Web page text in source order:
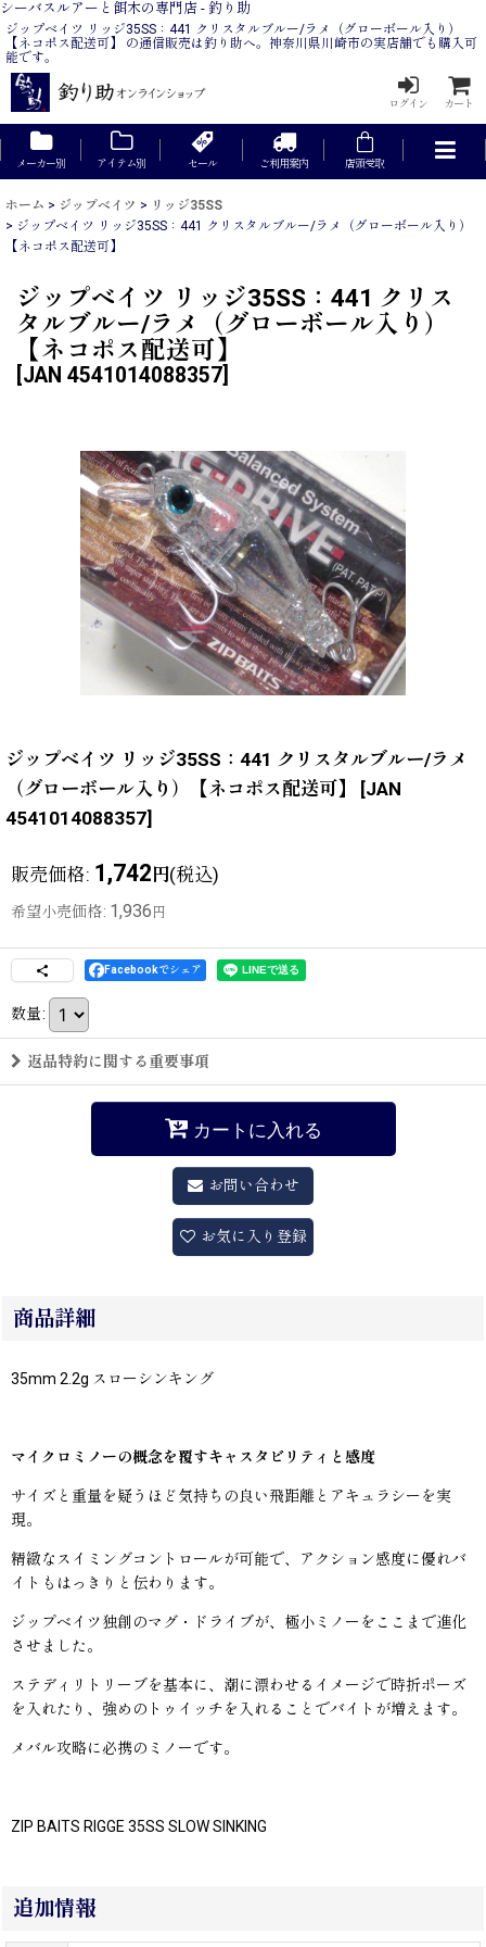
シーバスルアーと餌木の専門店 - 釣り助
ジップベイツ リッジ35SS：441 クリスタルブルー/ラメ（グローボール入り）
【ネコポス配送可】 の通信販売は釣り助へ。神奈川県川崎市の実店舗でも購入可
能です。
ログイン カート
メーカー別 アイテム別 セール ご利用案内 店頭受取
ホーム > ジップベイツ > リッジ35SS
> ジップベイツ リッジ35SS：441 クリスタルブルー/ラメ（グローボール入り）
【ネコポス配送可】
ジップベイツ リッジ35SS：441 クリス
タルブルー/ラメ（グローボール入り）
【ネコポス配送可】
JAN 4541014088357
ジップベイツ リッジ35SS：441 クリスタルブルー/ラメ
（グローボール入り）【ネコポス配送可】
[JAN
4541014088357]
販売価格: 1,742円(税込)
希望小売価格: 1,936 円
Facebookでシェア
数量:
返品特約に関する重要事項
カートに入れる
お問い合わせ
お気に入り登録
商品詳細
35mm 2.2g スローシンキング
マイクロミノーの概念を覆すキャスタビリティと感度
サイズと重量を疑うほど気持ちの良い飛距離とアキュラシーを実
現。
精緻なスイミングコントロールが可能で、アクション感度に優れバ
イトもはっきりと伝わります。
ジップベイツ独創のマグ・ドライブが、極小ミノーをここまで進化
させました。
ステディリトリーブを基本に、潮に漂わせるイメージで時折ポーズ
を入れたり、強めのトゥイッチを入れることでバイトが増えます。
メバル攻略に必携のミノーです。
ZIP BAITS RIGGE 35SS SLOW SINKING
追加情報